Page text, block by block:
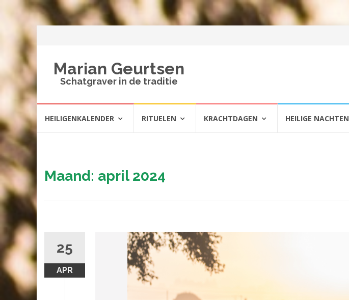
Marian Geurtsen
Schatgraver in de traditie
naarHEILIGENKALENDER RITUELEN KRACHTDAGEN HEILIGE NACHTEN
Maand: april 2024
25
APR